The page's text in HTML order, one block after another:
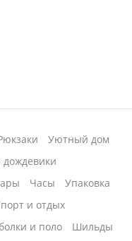
Уютный дом
Часы
Упаковка
и отдых
и поло
Шильды